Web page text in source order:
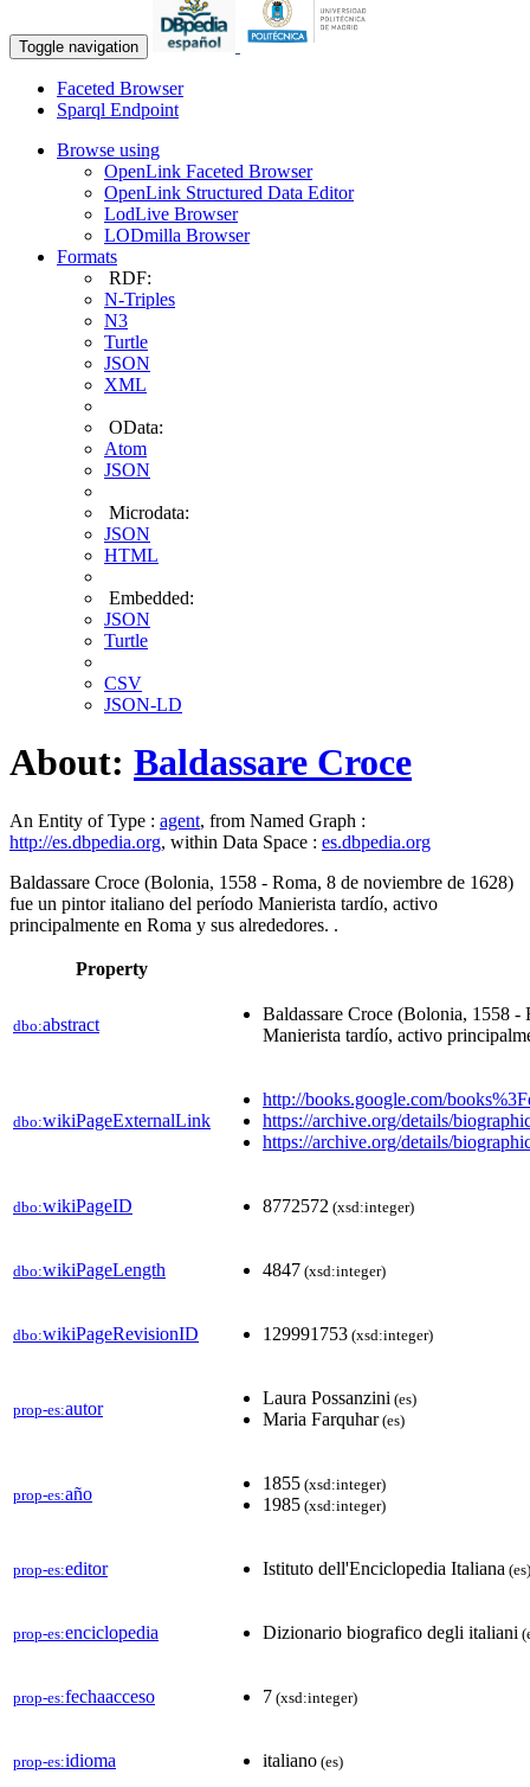
Toggle navigation
Faceted Browser
Sparql Endpoint
Browse using
OpenLink Faceted Browser
OpenLink Structured Data Editor
LodLive Browser
LODmilla Browser
Formats
RDF:
N-Triples
N3
Turtle
JSON
XML
OData:
Atom
JSON
Microdata:
JSON
HTML
Embedded:
JSON
Turtle
CSV
JSON-LD
About: Baldassare Croce
An Entity of Type : agent, from Named Graph :
http://es.dbpedia.org, within Data Space : es.dbpedia.org
Baldassare Croce (Bolonia, 1558 - Roma, 8 de noviembre de 1628)
fue un pintor italiano del período Manierista tardío, activo
principalmente en Roma y sus alrededores. .
Property
dbo:abstract
Baldassare Croce (Bolonia, 1558
Manierista tardío, activo
dbo:wikiPageExternalLink
http://books.google.com/
https://archive.org/details/
https://archive.org/details/
dbo:wikiPageID 8772572 (xsd:integer)
dbo:wikiPageLength 4847 (xsd:integer)
dbo:wikiPageRevisionID 129991753 (xsd:integer)
prop-es:autor
Laura Possanzini (es)
Maria Farquhar(es)
prop-es:año
1855 (xsd:integer)
1985 (xsd:integer)
prop-es:editor Istituto dell'Enciclopedia Italiana (es)
prop-es:enciclopedia Dizionario biografico degli italiani
prop-es:fechaacceso 7 (xsd:integer)
prop-es:idioma italiano (es)